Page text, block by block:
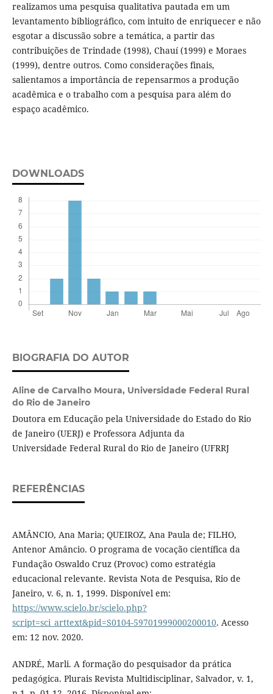
realizamos uma pesquisa qualitativa pautada em um
levantamento bibliográfico, com intuito de enriquecer e não
esgotar a discussão sobre a temática, a partir das
contribuições de Trindade (1998), Chauí (1999) e Moraes
(1999), dentre outros. Como considerações finais,
salientamos a importância de repensarmos a produção
acadêmica e o trabalho com a pesquisa para além do
espaço acadêmico.
DOWNLOADS
BIOGRAFIA DO AUTOR
Aline de Carvalho Moura, Universidade Federal Rural
do Rio de Janeiro
Doutora em Educação pela Universidade do Estado do Rio
de Janeiro (UERJ) e Professora Adjunta da
Universidade Federal Rural do Rio de Janeiro (UFRRJ
REFERÊNCIAS
AMÂNCIO, Ana Maria; QUEIROZ, Ana Paula de; FILHO,
Antenor Amâncio. O programa de vocação científica da
Fundação Oswaldo Cruz (Provoc) como estratégia
educacional relevante. Revista Nota de Pesquisa, Rio de
Janeiro, v. 6, n. 1, 1999. Disponível em:
https://www.scielo.br/scielo.php?
script=sci_arttext&pid=S0104-59701999000200010. Acesso
em: 12 nov. 2020.
ANDRÉ, Marli. A formação do pesquisador da prática
pedagógica. Plurais Revista Multidisciplinar, Salvador, v. 1,